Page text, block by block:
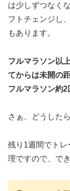
は少しずつなく
フトチェンジし
もあります。
フルマラソン以
てからは未開の
フルマラソン約2
さぁ、どうした
残り1週間でト
理ですので、で